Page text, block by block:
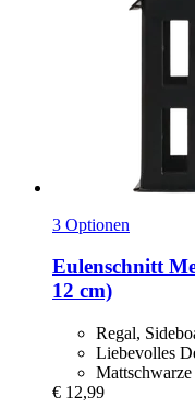
3 Optionen
Eulenschnitt
12 cm)
Regal,
Liebevolles
€ 12,99